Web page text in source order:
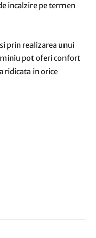
incalzire pe termen
prin realizarea unui
pot oferi confort
ridicata in orice